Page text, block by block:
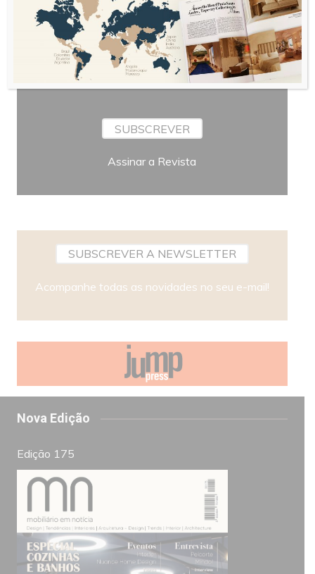
Periodicidade
SUBSCREVER
Assinar a Revista
SUBSCREVER A NEWSLETTER
Acompanhe todas as novidades no seu e-mail!
Nova Edição
Edição 175